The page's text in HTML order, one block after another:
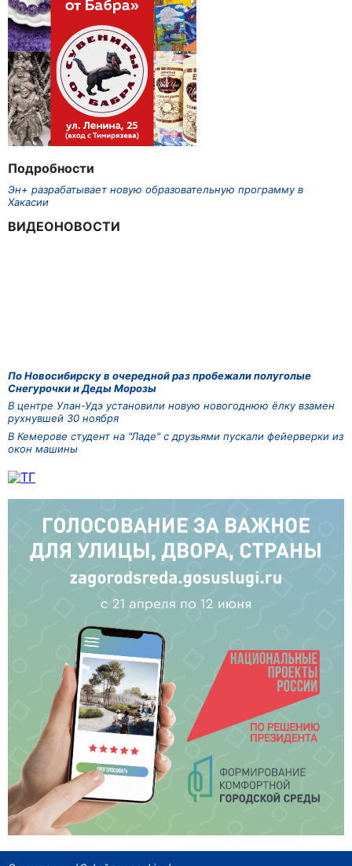
Подробности
Эн+ разрабатывает новую образовательную программу в
Хакасии
ВИДЕОНОВОСТИ
По Новосибирску в очередной раз пробежали полуголые
Снегурочки и Деды Морозы
В центре Улан-Удэ установили новую новогоднюю ёлку взамен
рухнувшей 30 ноября
В Кемерове студент на "Ладе" с друзьями пускали фейерверки из
окон машины